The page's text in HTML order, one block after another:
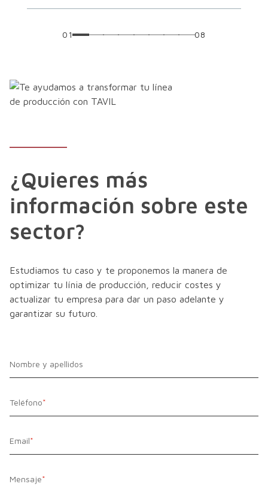
01 08
¿Quieres más
información sobre este
sector?
Estudiamos tu caso y te proponemos la manera de
optimizar tu línia de producción, reducir costes y
actualizar tu empresa para dar un paso adelante y
garantizar su futuro.
Nombre y apellidos
Teléfono*
Email*
Mensaje*